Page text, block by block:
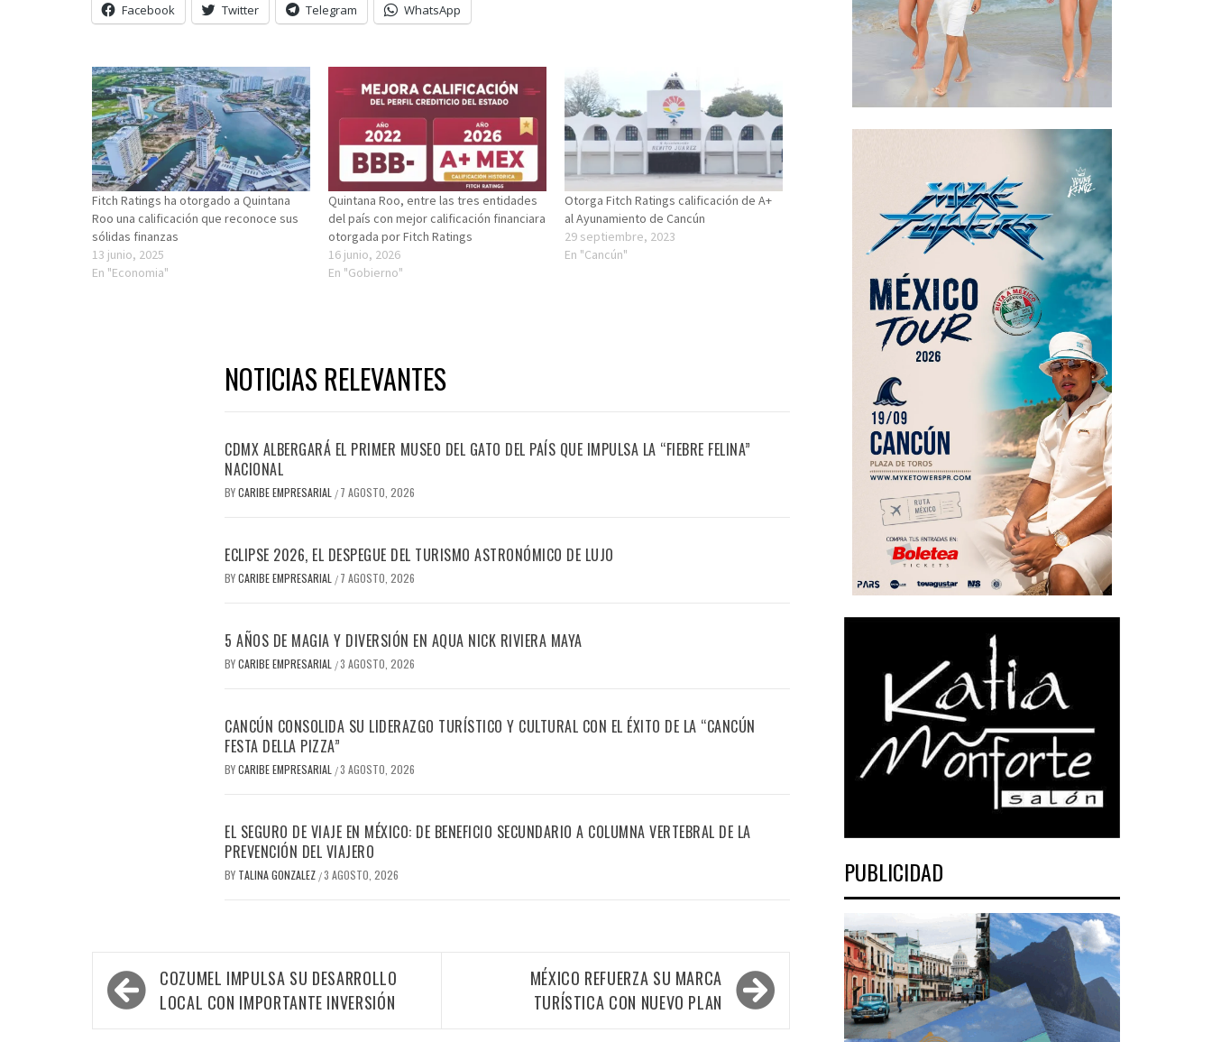
Facebook Twitter Telegram WhatsApp
Fitch Ratings ha otorgado a Quintana
Roo una calificación que reconoce sus
sólidas finanzas
13 junio, 2025
En "Economia"
Quintana Roo, entre las tres entidades
del país con mejor calificación financiara
otorgada por Fitch Ratings
16 junio, 2026
En "Gobierno"
Otorga Fitch Ratings calificación de A+
al Ayunamiento de Cancún
29 septiembre, 2023
En "Cancún"
NOTICIAS RELEVANTES
CDMX ALBERGARÁ EL PRIMER MUSEO DEL GATO DEL PAÍS QUE IMPULSA LA “FIEBRE FELINA”
NACIONAL
BYCARIBE EMPRESARIAL / 7 AGOSTO, 2026
ECLIPSE 2026, EL DESPEGUE DEL TURISMO ASTRONÓMICO DE LUJO
BYCARIBE EMPRESARIAL / 7 AGOSTO, 2026
5 AÑOS DE MAGIA Y DIVERSIÓN EN AQUA NICK RIVIERA MAYA
BYCARIBE EMPRESARIAL /3 AGOSTO, 2026
CANCÚN CONSOLIDA SU LIDERAZGO TURÍSTICO Y CULTURAL CON EL ÉXITO DE LA “CANCÚN
FESTA DELLA PIZZA”
BYCARIBE EMPRESARIAL /3 AGOSTO, 2026
EL SEGURO DE VIAJE EN MÉXICO: DE BENEFICIO SECUNDARIO A COLUMNA VERTEBRAL DE LA
PREVENCIÓN DEL VIAJERO
BY TALINA GONZALEZ /3 AGOSTO, 2026
Navegación
de
COZUMEL IMPULSA SU DESARROLLO
LOCAL CON IMPORTANTE INVERSIÓN
MÉXICO REFUERZA SU MARCA
TURÍSTICA CON NUEVO PLAN
PUBLICIDAD